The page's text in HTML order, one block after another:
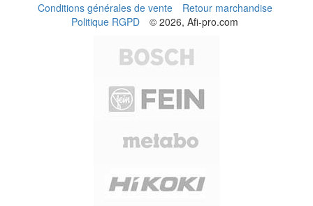
Conditions générales de vente
Retour marchandise
Politique RGPD
© 2026, Afi-pro.com